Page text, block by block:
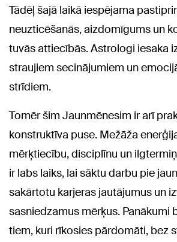
Tādēļ šajā laikā iespējama
neuzticēšanās, aizdomīgums un
tuvās attiecībās. Astrologi iesaka
straujiem secinājumiem un
strīdiem.
Tomēr šim Jaunmēnesim ir arī
konstruktīva puse. Mežāža
mērķtiecību, disciplīnu un
ir labs laiks, lai sāktu darbu pie
sakārtotu karjeras jautājumus un
sasniedzamus mērķus. Panākumi
tiem, kuri rīkosies pārdomāti, bez